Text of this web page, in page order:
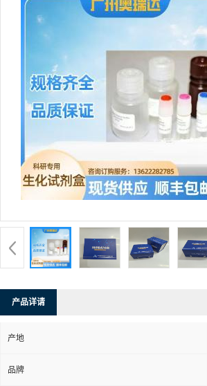
产品详请
产地
品牌